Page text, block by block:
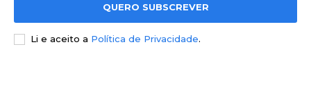
QUERO SUBSCREVER
Li e aceito a Política de Privacidade.